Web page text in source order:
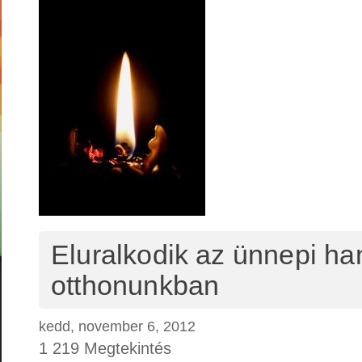
Eluralkodik az ünnepi
otthonunkban
kedd, november 6, 2012
1 219 Megtekintés